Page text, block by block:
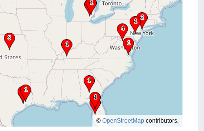
© OpenStreetMap contributors.